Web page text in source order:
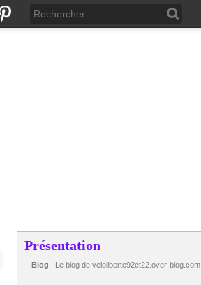
Présentation
Blog : Le blog de veloliberte92et22.over-blog.com